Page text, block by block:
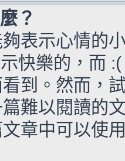
？
表示心情的
快樂的，而
到。然而，
難以閱讀的
章中可以使